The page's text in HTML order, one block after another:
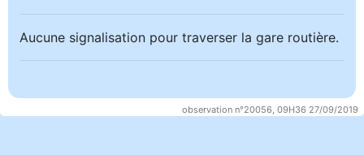
observation n°20056, 09H36 27/09/2019
Aucune signalisation pour traverser la gare routière.